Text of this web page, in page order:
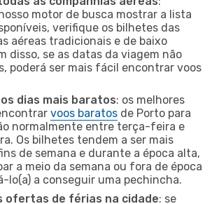
motor de busca mostrar a lista
verifique os bilhetes das
aéreas tradicionais e de baixo
disso, se as datas da viagem não
poderá ser mais fácil encontrar voos
dias mais baratos: os melhores
voos baratos de Porto para
normalmente entre terça-feira e
Os bilhetes tendem a ser mais
de semana e durante a época alta,
a meio da semana ou fora de época
lo(a) a conseguir uma pechincha.
ofertas de férias na cidade: se